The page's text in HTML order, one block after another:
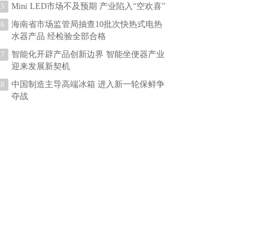
5 Mini LED市场不及预期 产业陷入“空欢喜”
6
海南省市场监管局抽查10批次快热式电热
水器产品 经检验全部合格
7
智能化开辟产品创新边界 智能坐便器产业
迎来发展新契机
8
中国制造主导高端冰箱 进入新一轮保鲜争
夺战